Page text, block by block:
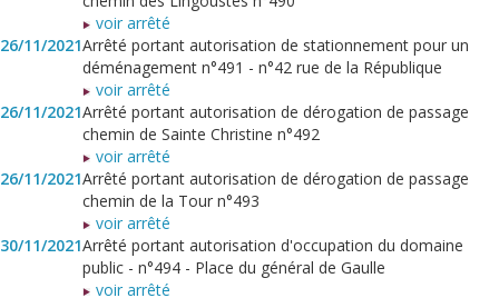
voir arrêté
26/11/2021Arrêté portant autorisation de stationnement pour un
déménagement n°491 - n°42 rue de la République
voir arrêté
26/11/2021Arrêté portant autorisation de dérogation de passage
chemin de Sainte Christine n°492
voir arrêté
26/11/2021Arrêté portant autorisation de dérogation de passage
chemin de la Tour n°493
voir arrêté
30/11/2021Arrêté portant autorisation d'occupation du domaine
public - n°494 - Place du général de Gaulle
voir arrêté